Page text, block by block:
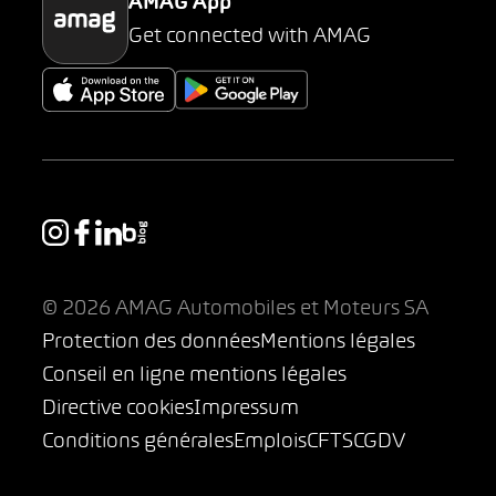
AMAG App
Get connected with AMAG
© 2026 AMAG Automobiles et Moteurs SA
Protection des donnéesMentions légales
Conseil en ligne mentions légales
Directive cookiesImpressum
Conditions généralesEmploisCFTSCGDV